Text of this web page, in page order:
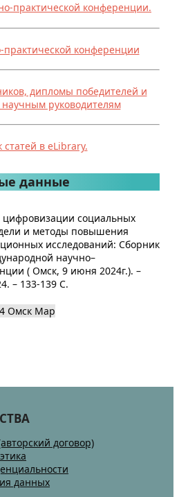
практической конференции.
конференции
дипломы победителей и
научным руководителям
статей в eLibrary.
данные
социальных
и методы повышения
исследований: Сборник
научно–
( Омск, 9 июня 2024г.). –
– 133-139 С.
Омск Map
договор)
данных